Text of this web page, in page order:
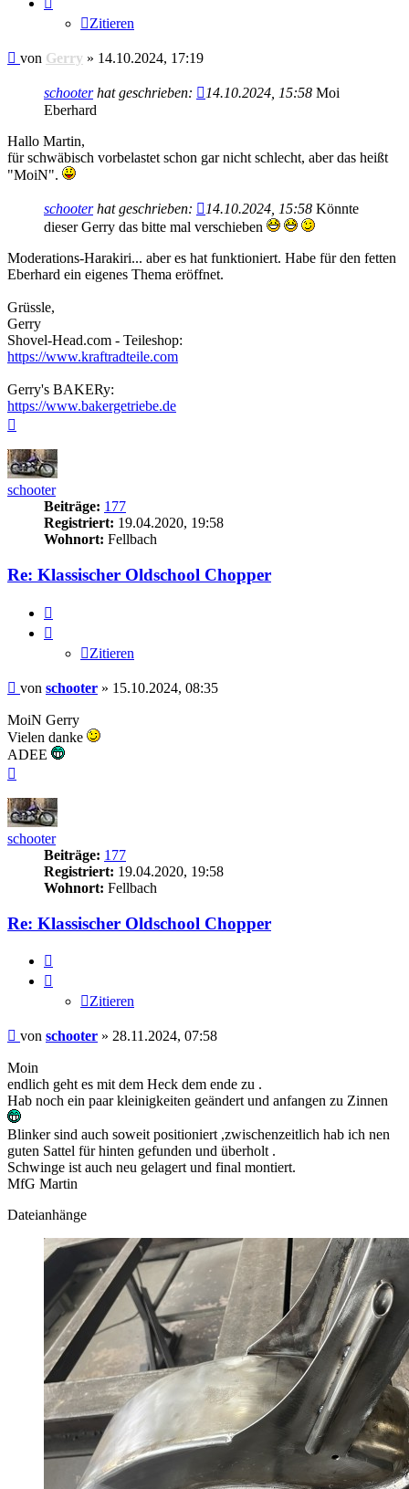
Zitieren
Beitrag
von Gerry » 14.10.2024, 17:19
schooterhat geschrieben: 14.10.2024, 15:58 Moi
Eberhard
Hallo Martin,
für schwäbisch vorbelastet schon gar nicht schlecht, aber das heißt
"MoiN".
schooterhat geschrieben: 14.10.2024, 15:58 Könnte
dieser Gerry das bitte mal verschieben
Moderations-Harakiri... aber es hat funktioniert. Habe für den fetten
Eberhard ein eigenes Thema eröffnet.
Grüssle,
Gerry
Shovel-Head.com - Teileshop:
https://www.kraftradteile.com
Gerry's BAKERy:
https://www.bakergetriebe.de
schooter
Beiträge: 177
Registriert: 19.04.2020, 19:58
Wohnort: Fellbach
Re: Klassischer Oldschool Chopper
Zitieren
Beitrag
von schooter » 15.10.2024, 08:35
MoiN Gerry
Vielen danke
ADEE
schooter
Beiträge: 177
Registriert: 19.04.2020, 19:58
Wohnort: Fellbach
Re: Klassischer Oldschool Chopper
Zitieren
Beitrag
von schooter » 28.11.2024, 07:58
Moin
endlich geht es mit dem Heck dem ende zu .
Hab noch ein paar kleinigkeiten geändert und anfangen zu Zinnen
Blinker sind auch soweit positioniert ,zwischenzeitlich hab ich nen
guten Sattel für hinten gefunden und überholt .
Schwinge ist auch neu gelagert und final montiert.
MfG Martin
Dateianhänge